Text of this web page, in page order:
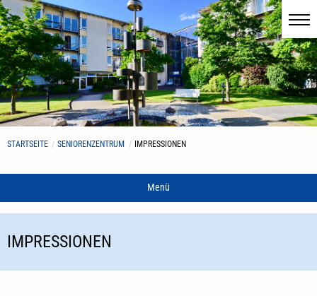
STARTSEITE SENIORENZENTRUM IMPRESSIONEN
Menü
IMPRESSIONEN